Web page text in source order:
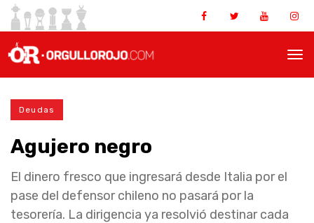
Deudas
Agujero negro
El dinero fresco que ingresará desde Italia por el
pase del defensor chileno no pasará por la
tesorería. La dirigencia ya resolvió destinar cada